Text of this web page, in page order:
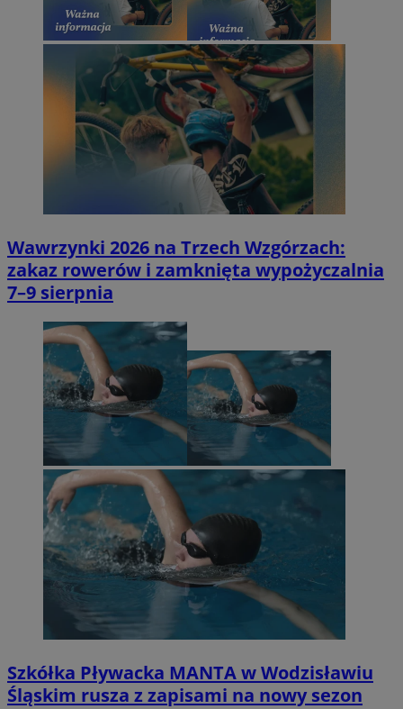
Wawrzynki 2026 na Trzech Wzgórzach:
zakaz rowerów i zamknięta wypożyczalnia
7–9 sierpnia
Szkółka Pływacka MANTA w Wodzisławiu
Śląskim rusza z zapisami na nowy sezon